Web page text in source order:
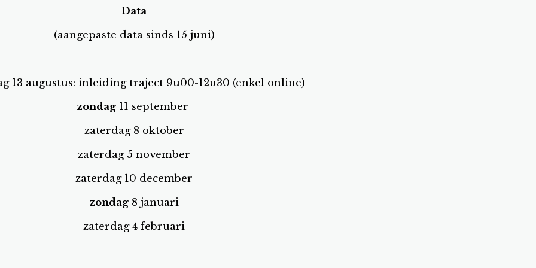
Data
(aangepaste data sinds 15 juni)
13 augustus: inleiding traject 9u00-12u30 (enkel online)
zondag 11 september
zaterdag 8 oktober
zaterdag 5 november
zaterdag 10 december
zondag 8 januari
zaterdag 4 februari